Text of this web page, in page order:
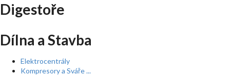
Digestoře
Dílna a Stavba
Elektrocentrály
Kompresory a Sváře ...